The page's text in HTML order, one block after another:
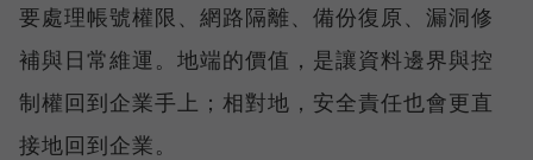
要處理帳號權限、網路隔離、備份復原、漏洞修
補與日常維運。地端的價值，是讓資料邊界與控
制權回到企業手上；相對地，安全責任也會更直
接地回到企業。